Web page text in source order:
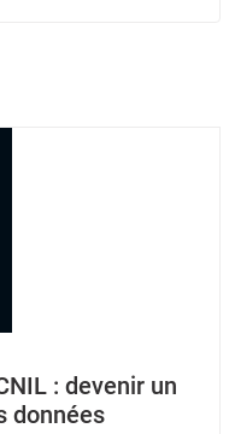
: devenir un
données